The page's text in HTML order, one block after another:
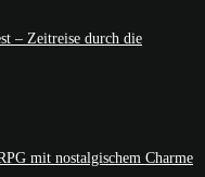
– Zeitreise durch die
mit nostalgischem Charme